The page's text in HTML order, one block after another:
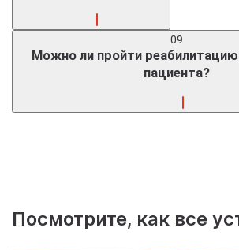
Зависимость – хроническая болезнь. Но
проведённая реабилитация снижает
09
Можно ли пройти реабилитацию
пациента?
Посмотрите, как все